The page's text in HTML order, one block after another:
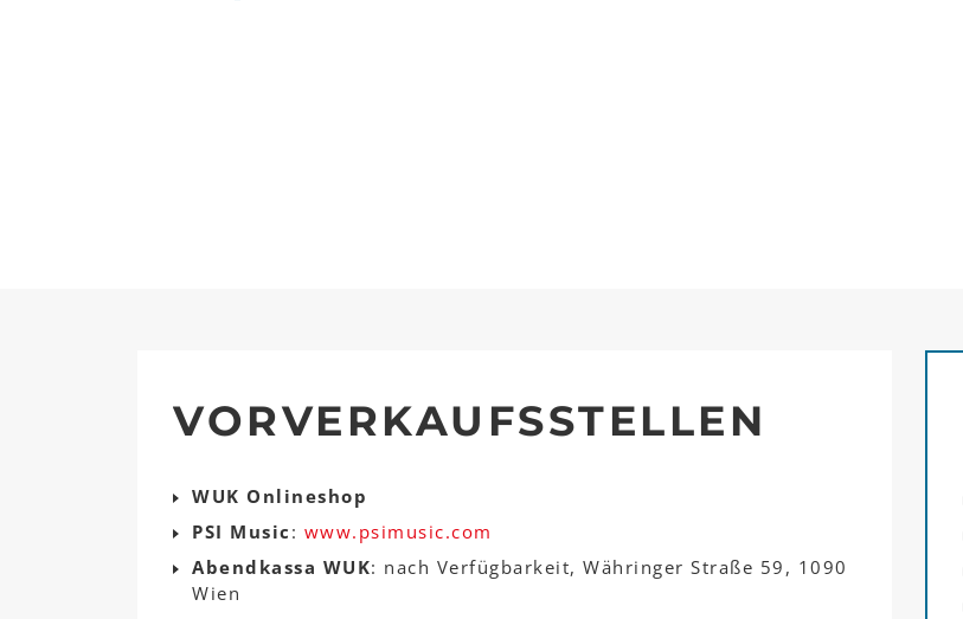
VORVERKAUFSSTELLEN
WUK Onlineshop
PSI Music : www.psimusic.com
Abendkassa WUK: nach Verfügbarkeit, Währinger Straße 59, 1090
Wien